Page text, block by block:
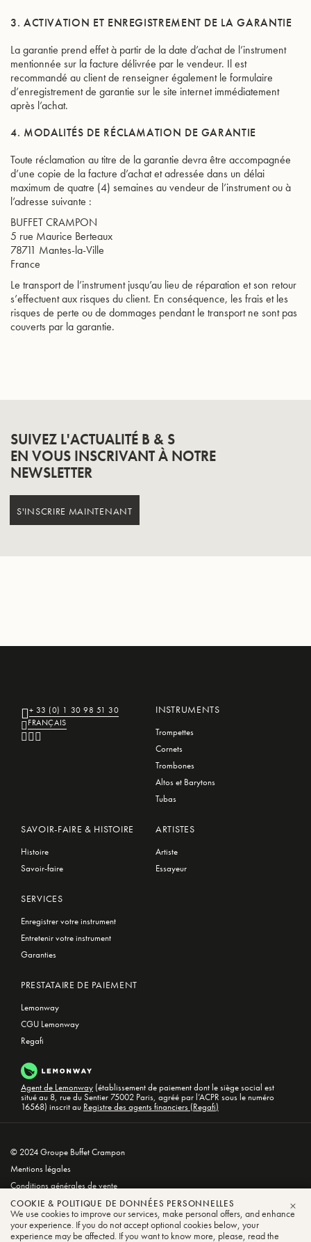
3. ACTIVATION ET ENREGISTREMENT DE LA GARANTIE
La garantie prend effet à partir de la date d’achat de l’instrument
mentionnée sur la facture délivrée par le vendeur. Il est
recommandé au client de renseigner également le formulaire
d’enregistrement de garantie sur le site internet immédiatement
après l’achat.
4. MODALITÉS DE RÉCLAMATION DE GARANTIE
Toute réclamation au titre de la garantie devra être accompagnée
d’une copie de la facture d’achat et adressée dans un délai
maximum de quatre (4) semaines au vendeur de l’instrument ou à
l’adresse suivante :
BUFFET CRAMPON
5 rue Maurice Berteaux
78711 Mantes-la-Ville
France
Le transport de l’instrument jusqu’au lieu de réparation et son retour
s’effectuent aux risques du client. En conséquence, les frais et les
risques de perte ou de dommages pendant le transport ne sont pas
couverts par la garantie.
SUIVEZ L'ACTUALITÉ B & S
EN VOUS INSCRIVANT À NOTRE
NEWSLETTER
S'INSCRIRE MAINTENANT
INSTRUMENTS
Trompettes
Cornets
Trombones
Altos et Barytons
Tubas
SAVOIR-FAIRE & HISTOIRE
Histoire
Savoir-faire
+ 33 (0) 1 30 98 51 30
FRANÇAIS
ARTISTES
Artiste
Essayeur
SERVICES
Enregistrer votre instrument
Entretenir votre instrument
Garanties
PRESTATAIRE DE PAIEMENT
Lemonway
CGU Lemonway
Regafi
Agent de Lemonway (établissement de paiement dont le siège social est
situé au 8, rue du Sentier 75002 Paris, agréé par l’ACPR sous le numéro
16568) inscrit au Registre des agents financiers (Regafi)
© 2024 Groupe Buffet Crampon
Mentions légales
Conditions générales de vente
Politique de confidentialité et de cookies
COOKIE & POLITIQUE DE DONNÉES PERSONNELLES
We use cookies to improve our services, make personal offers, and enhance
your experience. If you do not accept optional cookies below, your
experience may be affected. If you want to know more, please, read the